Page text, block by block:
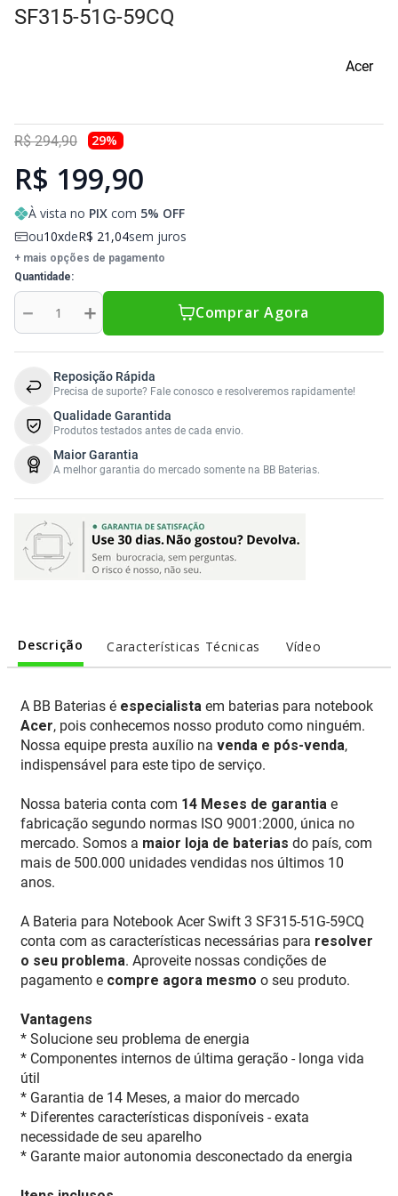
Sony Vaio
Sony Vaio
Caddy para SSD
SF315-51G-59CQ
Acer
R$ 294,90 29%
R$ 199,90
À vista no PIX com 5% OFF
ou10 deR$ 21 ,04sem juros
+ mais opções de pagamento
Quantidade
＋
－ Comprar Agora
Reposição Rápida
Precisa de suporte? Fale conosco e resolveremos rapidamente!
Qualidade Garantida
Produtos testados antes de cada envio.
Maior Garantia
A melhor garantia do mercado somente na BB Baterias.
Descrição Características Técnicas Vídeo
A BB Baterias é especialista em baterias para notebook
Acer, pois conhecemos nosso produto como ninguém.
Nossa equipe presta auxílio na venda e pós-venda,
indispensável para este tipo de serviço.
Nossa bateria conta com 14 Meses de garantia e
fabricação segundo normas ISO 9001:2000, única no
mercado. Somos a maior loja de baterias do país, com
mais de 500.000 unidades vendidas nos últimos 10
anos.
A Bateria para Notebook Acer Swift 3 SF315-51G-59CQ
conta com as características necessárias para resolver
o seu problema. Aproveite nossas condições de
pagamento e compre agora mesmo o seu produto.
Vantagens
* Solucione seu problema de energia
* Componentes internos de última geração - longa vida
útil
* Garantia de 14 Meses, a maior do mercado
* Diferentes características disponíveis - exata
necessidade de seu aparelho
* Garante maior autonomia desconectado da energia